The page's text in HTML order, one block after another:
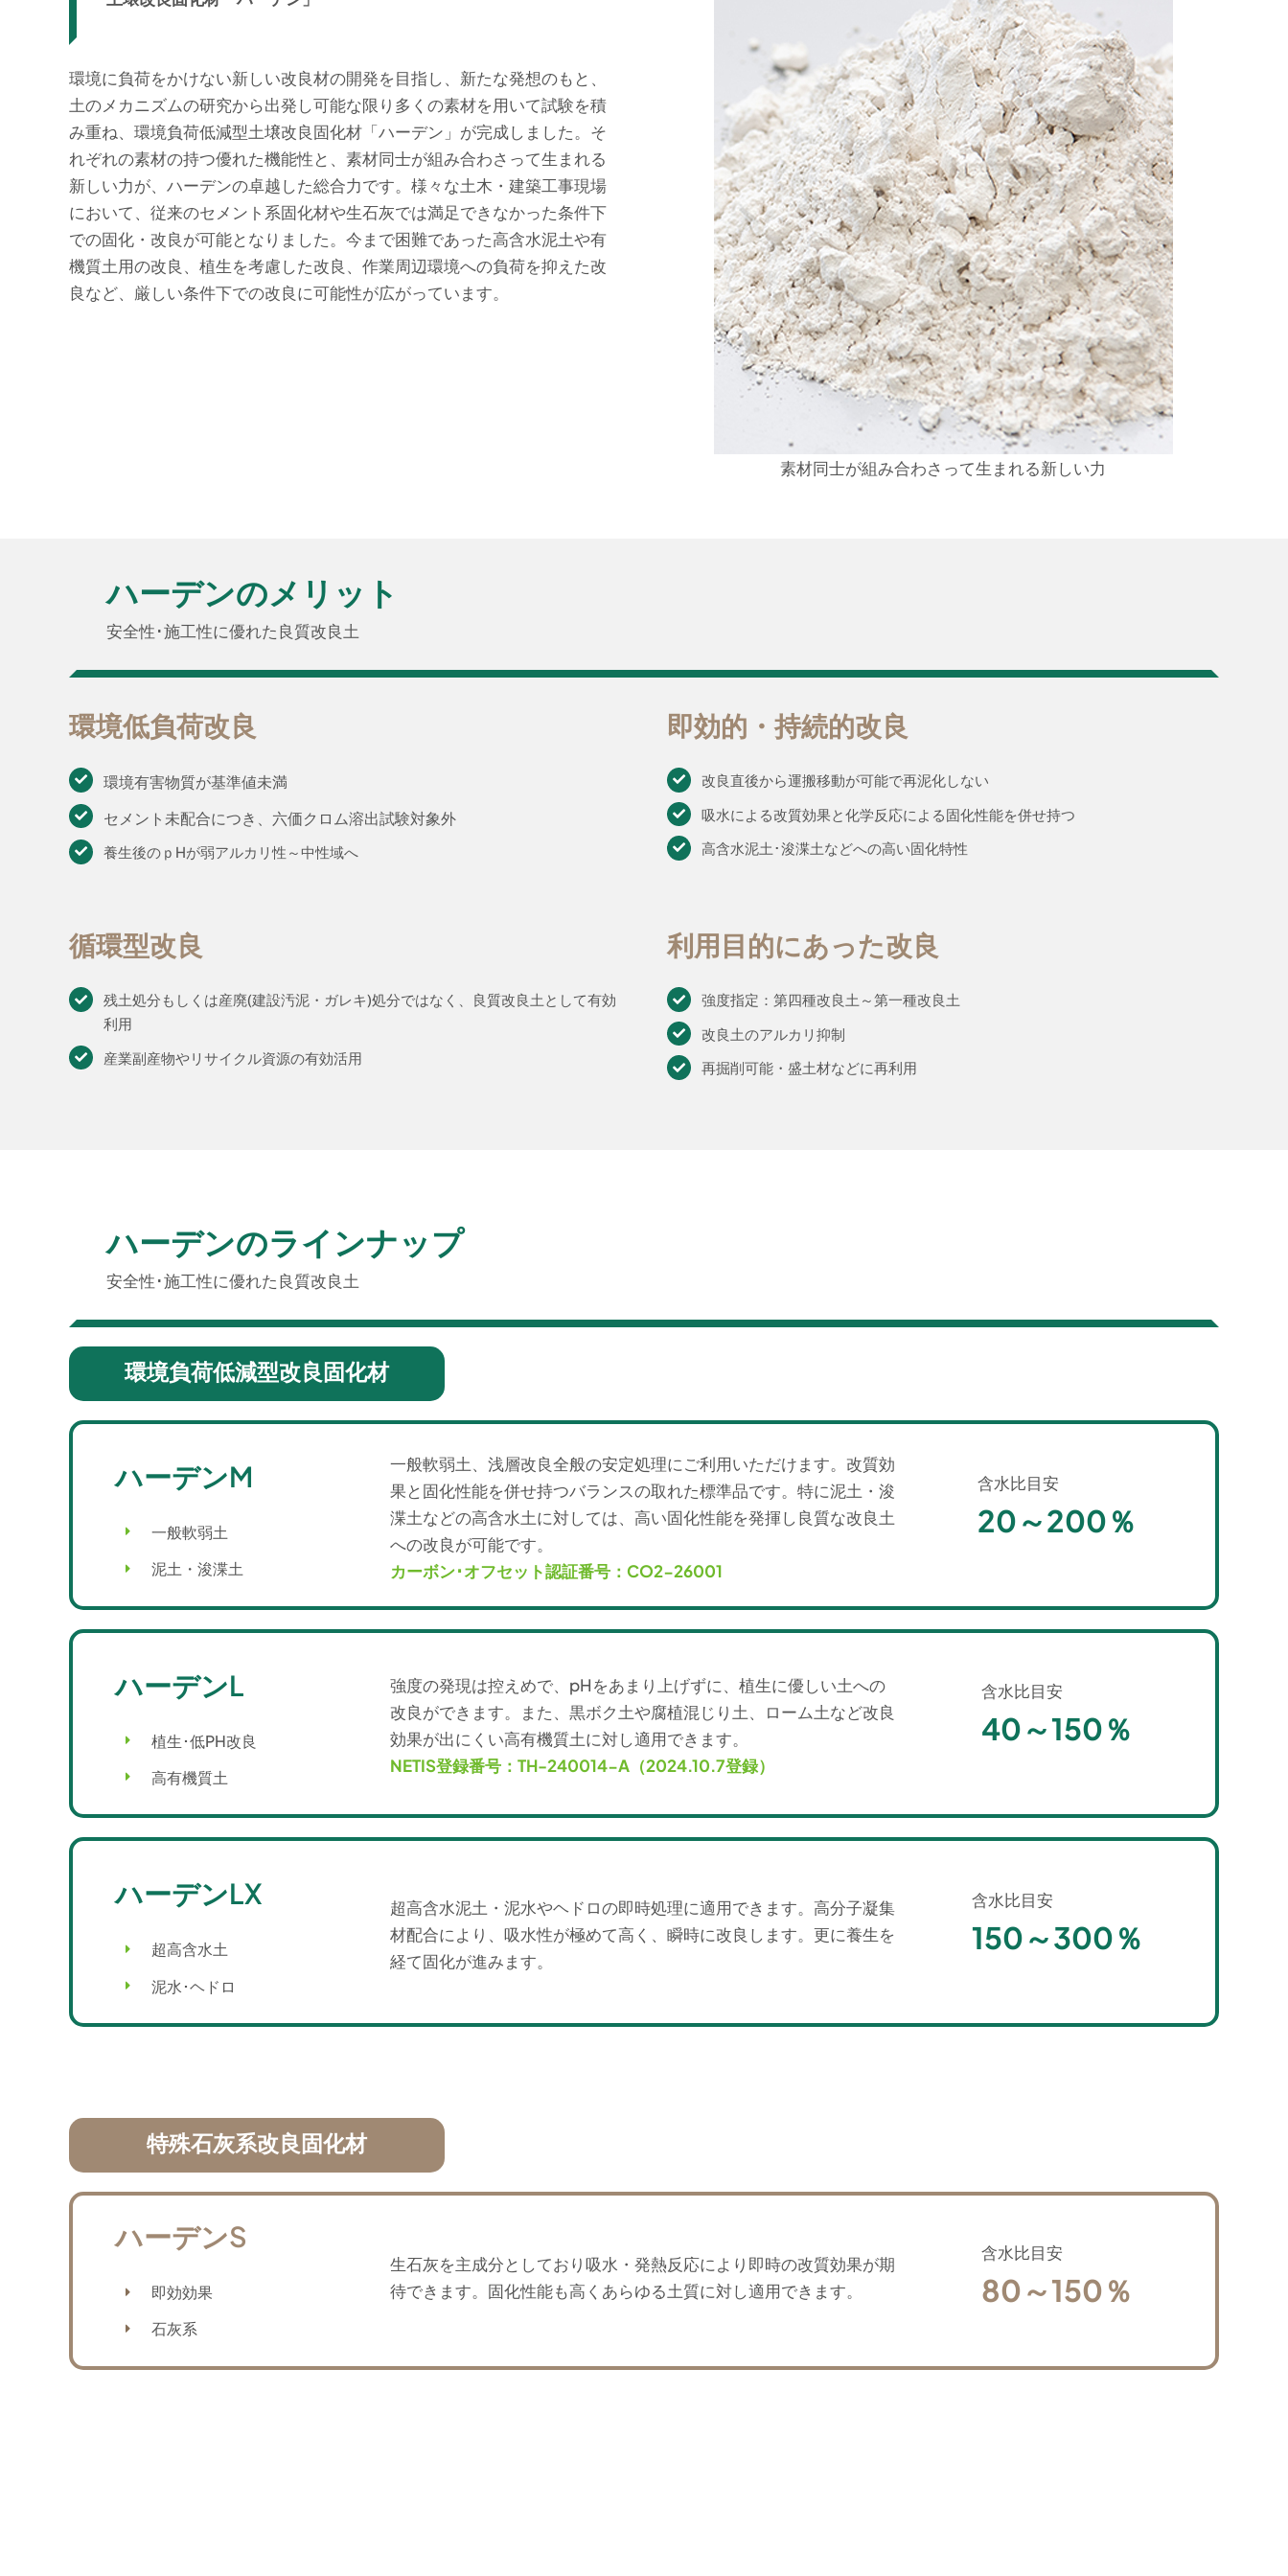
環境に負荷をかけない新しい改良材の開発を目指し、新たな発想のもと、
土のメカニズムの研究から出発し可能な限り多くの素材を用いて試験を積
み重ね、環境負荷低減型土壌改良固化材「ハーデン」が完成しました。そ
れぞれの素材の持つ優れた機能性と、素材同士が組み合わさって生まれる
新しい力が、ハーデンの卓越した総合力です。様々な土木・建築工事現場
において、 従来のセメント系固化材や生石灰では満足できなかった条件下
での固化・改良が可能となりました。今まで困難であった高含水泥土や有
機質土用の改良、植生を考慮した改良、作業周辺環境への負荷を抑えた改
良など、厳しい条件下での改良に可能性が広がっています。
素材同士が組み合わさって生まれる新しい力
ハーデンのメリット
安全性･施工性に優れた良質改良土
環境低負荷改良
環境有害物質が基準値未満
セメント未配合につき、六価クロム溶出試験対象外
養生後のｐHが弱アルカリ性～中性域へ
即効的・持続的改良
改良直後から運搬移動が可能で再泥化しない
吸水による改質効果と化学反応による固化性能を併せ持つ
高含水泥土･浚渫土などへの高い固化特性
循環型改良
残土処分もしくは産廃(建設汚泥・ガレキ)処分ではなく、良質改良土として有効
利用
産業副産物やリサイクル資源の有効活用
利用目的にあった改良
強度指定：第四種改良土～第一種改良土
改良土のアルカリ抑制
再掘削可能・盛土材などに再利用
ハーデンのラインナップ
安全性･施工性に優れた良質改良土
環境負荷低減型改良固化材
ハーデンM
一般軟弱土
泥土・浚渫土
一般軟弱土、浅層改良全般の安定処理にご利用いただけます。改質効
果と固化性能を併せ持つバランスの取れた標準品です。特に泥土・浚
渫土などの高含水土に対しては、高い固化性能を発揮し良質な改良土
への改良が可能です。
カーボン･オフセット認証番号：CO2-26001
含水比目安
20～200％
ハーデンL
植生･低PH改良
高有機質土
強度の発現は控えめで、pHをあまり上げずに、植生に優しい土への
改良ができます。また、黒ボク土や腐植混じり土、ローム土など改良
効果が出にくい高有機質土に対し適用できます。
NETIS登録番号：TH-240014-A（2024.10.7登録）
含水比目安
40～150％
ハーデンLX
超高含水土
泥水･ヘドロ
超高含水泥土・泥水やヘドロの即時処理に適用できます。高分子凝集
材配合により、吸水性が極めて高く、瞬時に改良します。更に養生を
経て固化が進みます。
含水比目安
150～300％
特殊石灰系改良固化材
ハーデンS
即効効果
石灰系
生石灰を主成分としており吸水・発熱反応により即時の改質効果が期
待できます。固化性能も高くあらゆる土質に対し適用できます。
含水比目安
80～150％